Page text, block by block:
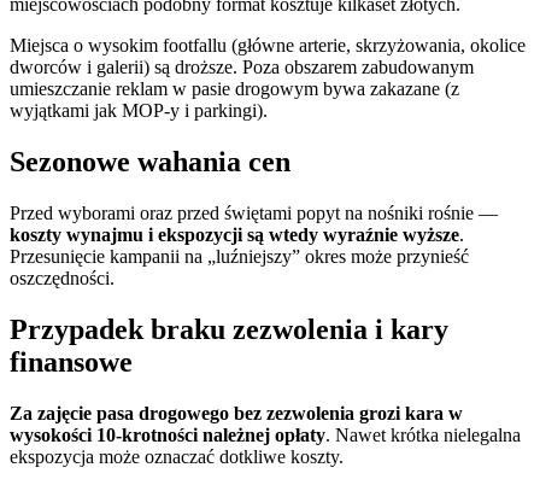
miejscowościach podobny format kosztuje kilkaset złotych.
Miejsca o wysokim footfallu (główne arterie, skrzyżowania, okolice
dworców i galerii) są droższe. Poza obszarem zabudowanym
umieszczanie reklam w pasie drogowym bywa zakazane (z
wyjątkami jak MOP-y i parkingi).
Sezonowe wahania cen
Przed wyborami oraz przed świętami popyt na nośniki rośnie —
koszty wynajmu i ekspozycji są wtedy wyraźnie wyższe.
Przesunięcie kampanii na „luźniejszy” okres może przynieść
oszczędności.
Przypadek braku zezwolenia i kary
finansowe
Za zajęcie pasa drogowego bez zezwolenia grozi kara w
wysokości 10-krotności należnej opłaty. Nawet krótka nielegalna
ekspozycja może oznaczać dotkliwe koszty.